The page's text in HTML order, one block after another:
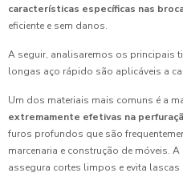
características específicas nas
eficiente e sem danos.
A seguir, analisaremos os principais
longas aço rápido são aplicáveis a
Um dos materiais mais comuns é a
extremamente efetivas na
furos profundos que são
marcenaria e construção de móveis.
assegura cortes limpos e evita lascas